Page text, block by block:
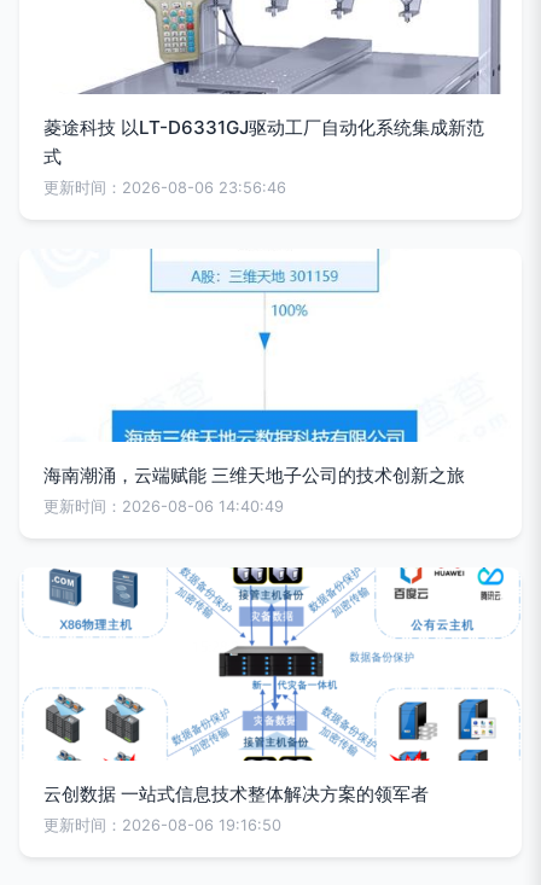
菱途科技 以LT-D6331GJ驱动工厂自动化系统集成新范
式
更新时间：2026-08-06 23:56:46
海南潮涌，云端赋能 三维天地子公司的技术创新之旅
更新时间：2026-08-06 14:40:49
云创数据 一站式信息技术整体解决方案的领军者
更新时间：2026-08-06 19:16:50